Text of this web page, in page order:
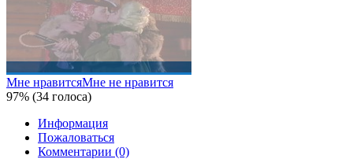
Мне нравитсяМне не нравится
97% (34 голоса)
Информация
Пожаловаться
Комментарии (0)